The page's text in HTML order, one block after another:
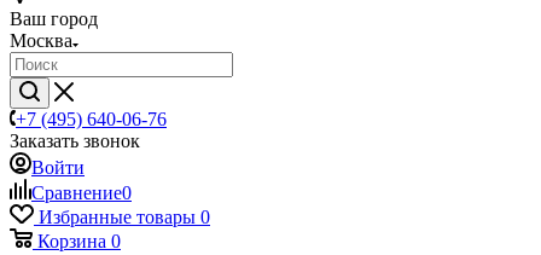
Ваш город
Москва
+7 (495) 640-06-76
Заказать звонок
Войти
Сравнение0
Избранные товары 0
Корзина 0